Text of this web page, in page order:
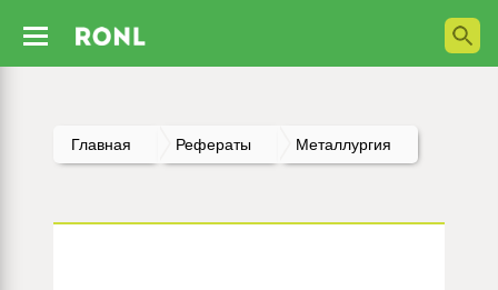
Главная Рефераты Металлургия